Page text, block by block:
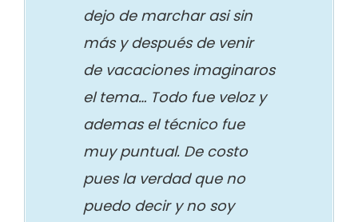
dejo de marchar asi sin
más y después de venir
de vacaciones imaginaros
el tema… Todo fue veloz y
ademas el técnico fue
muy puntual. De costo
pues la verdad que no
puedo decir y no soy